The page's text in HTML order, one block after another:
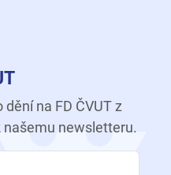
na FD ČVUT z
našemu newsletteru.